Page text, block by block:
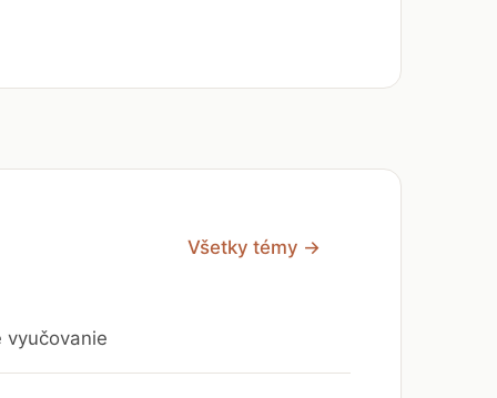
Všetky témy →
vyučovanie